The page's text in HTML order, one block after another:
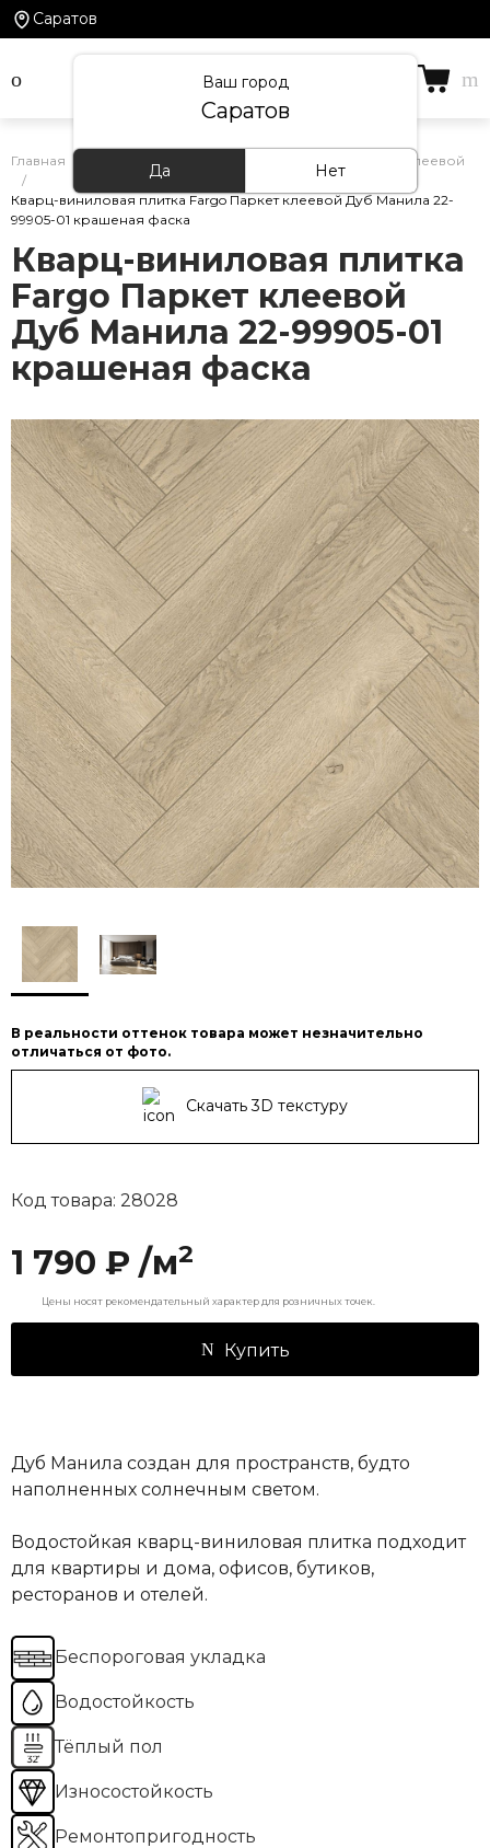
Саратов
Ваш город
Саратов
Да Нет
Главная Каталог товаров ПВХ-Плитка
Паркет клеевой
/
Кварц-виниловая плитка Fargo Паркет клеевой Дуб Манила 22-
99905-01 крашеная фаска
Кварц-виниловая плитка
Fargo Паркет клеевой
Дуб Манила 22-99905-01
крашеная фаска
В реальности оттенок товара может незначительно
отличаться от фото.
Скачать 3D текстуру
Код товара: 28028
1 790 ₽ /м2
Цены носят рекомендательный характер для розничных точек.
Купить
Дуб Манила создан для пространств, будто
наполненных солнечным светом.
Водостойкая кварц-виниловая плитка подходит
для квартиры и дома, офисов, бутиков,
ресторанов и отелей.
Беспороговая укладка
Водостойкость
Тёплый пол
Износостойкость
Ремонтопригодность